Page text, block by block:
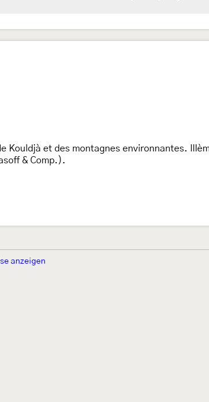
Kouldjà et des montagnes environnantes.
& Comp.).
anzeigen